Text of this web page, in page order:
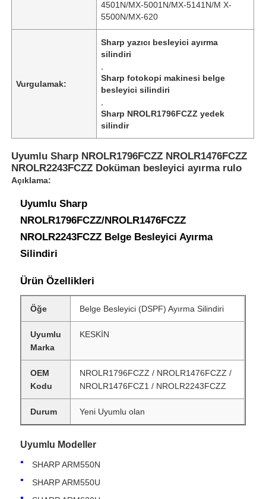
4501N/MX-5001N/MX-5141N/M X-
5500N/MX-620
Vurgulamak:
Sharp yazıcı besleyici ayırma
silindiri
Sharp fotokopi makinesi belge
besleyici silindiri
Sharp NROLR1796FCZZ yedek
silindir
Uyumlu Sharp NROLR1796FCZZ NROLR1476FCZZ
NROLR2243FCZZ Doküman besleyici ayırma rulo
Açıklama:
Uyumlu Sharp
NROLR1796FCZZ/NROLR1476FCZZ
NROLR2243FCZZ Belge Besleyici Ayırma
Silindiri
Ürün Özellikleri
Öğe Belge Besleyici (DSPF) Ayırma Silindiri
Uyumlu
Marka
KESKİN
OEM
Kodu
NROLR1796FCZZ / NROLR1476FCZZ /
NROLR1476FCZ1 / NROLR2243FCZZ
Durum Yeni Uyumlu olan
Uyumlu Modeller
SHARP ARM550N
SHARP ARM550U